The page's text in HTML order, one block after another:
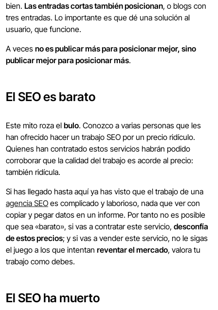
bien. Las entradas cortas también posicionan, o blogs con
tres entradas. Lo importante es que dé una solución al
usuario, que funcione.
A veces no es publicar más para posicionar mejor, sino
publicar mejor para posicionar más.
El SEO es barato
Este mito roza el bulo. Conozco a varias personas que les
han ofrecido hacer un trabajo SEO por un precio ridículo.
Quienes han contratado estos servicios habrán podido
corroborar que la calidad del trabajo es acorde al precio:
también ridícula.
Si has llegado hasta aquí ya has visto que el trabajo de una
agencia SEO es complicado y laborioso, nada que ver con
copiar y pegar datos en un informe. Por tanto no es posible
que sea «barato», si vas a contratar este servicio, desconfía
de estos precios; y si vas a vender este servicio, no le sigas
el juego a los que intentan reventar el mercado, valora tu
trabajo como debes.
El SEO ha muerto